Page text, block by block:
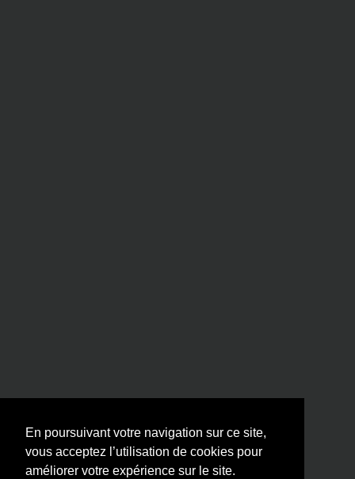
En poursuivant votre navigation sur ce site,
vous acceptez l’utilisation de cookies pour
améliorer votre expérience sur le site.